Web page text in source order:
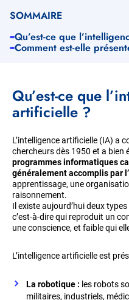
SOMMAIRE
Qu’est-ce que
Comment est-elle
Qu’est-ce que
artificielle ?
L’intelligence artificielle (IA) a
chercheurs dès 1950 et a bien
programmes informatiques
généralement accomplis par
apprentissage, une
raisonnement.
Il existe aujourd’hui deux types
c’est-à-dire qui reproduit un
une conscience, et faible qui
L’intelligence artificielle est
La robotique : les robots
militaires, industriels,